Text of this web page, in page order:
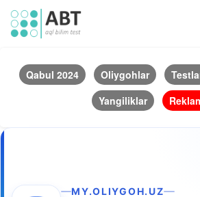
Qabul 2024 Oliygohlar
Yangiliklar
MY.OLIYGOH.UZ